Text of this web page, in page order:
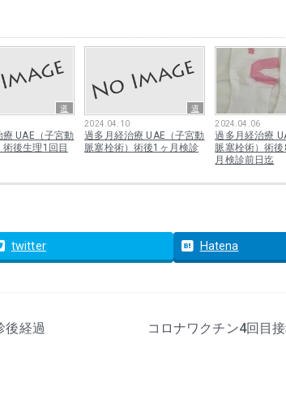
道
UAE（子宮動
術後生理1回目
道
2024.04.10
過多月経治療 UAE（子宮動
脈塞栓術）術後1ヶ月検診
2024.04.06
過多月経治療
脈塞栓術）術
月検診前日迄
twitter Hatena
後経過 コロナワクチン4回目